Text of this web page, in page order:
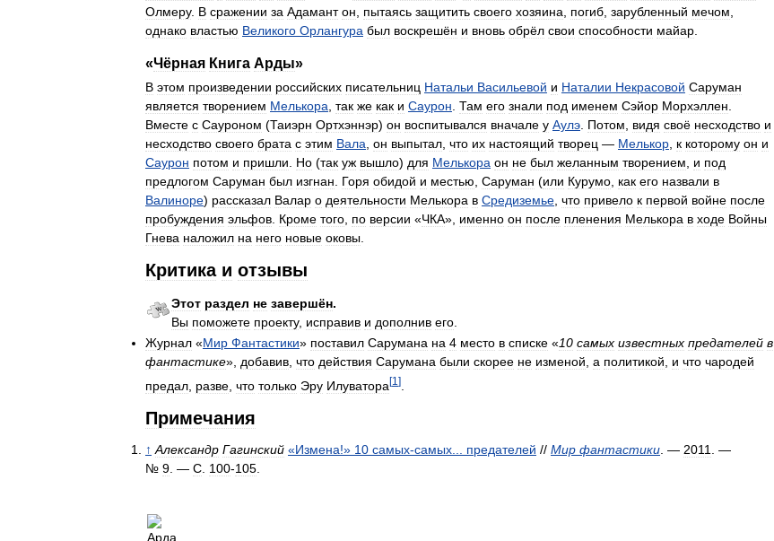
Олмеру. В сражении за Адамант он пытаясь защитить своего хозяина погиб зарубленный мечом
однако властью Великого Орлангура был воскрешён и вновь обрёл свои способности майар
«Чёрная Книга Арды»
В этом произведении российских писательниц Натальи Васильевой и Наталии Некрасовой Саруман
является творением Мелькора так же как и Саурон Там его знали под именем Сэйор Морхэллен
Вместе с Сауроном (Таиэрн Ортхэннэр) он воспитывался вначале у Аулэ Потом видя своё несходство и
несходство своего брата с этим Вала он выпытал что их настоящий творец — Мелькор к которому он и
Саурон потом и пришли Но (так уж вышло) для Мелькора он не был желанным творением и под
предлогом Саруман был изгнан Горя обидой и местью Саруман (или Курумо как его назвали в
Валиноре) рассказал Валар о деятельности Мелькора в Средиземье что привело к первой войне после
пробуждения эльфов Кроме того по версии «ЧКА», именно он после пленения Мелькора в ходе Войны
Гнева наложил на него новые оковы
Критика и отзывы
Этот раздел не завершён.
Вы поможете проекту, исправив и дополнив его
Журнал «Мир Фантастики» поставил Сарумана на 4 место в списке «10 самых известных предателей в
фантастике», добавив что действия Сарумана были скорее не изменой а политикой и что чародей
предал разве что только Эру Илуватора[1 ]
Примечания
↑ Александр Гагинcкий «Измена!» 10 самых-самых предателей // Мир фантастики . — 2011
. —
№ 9 . — С 100-105